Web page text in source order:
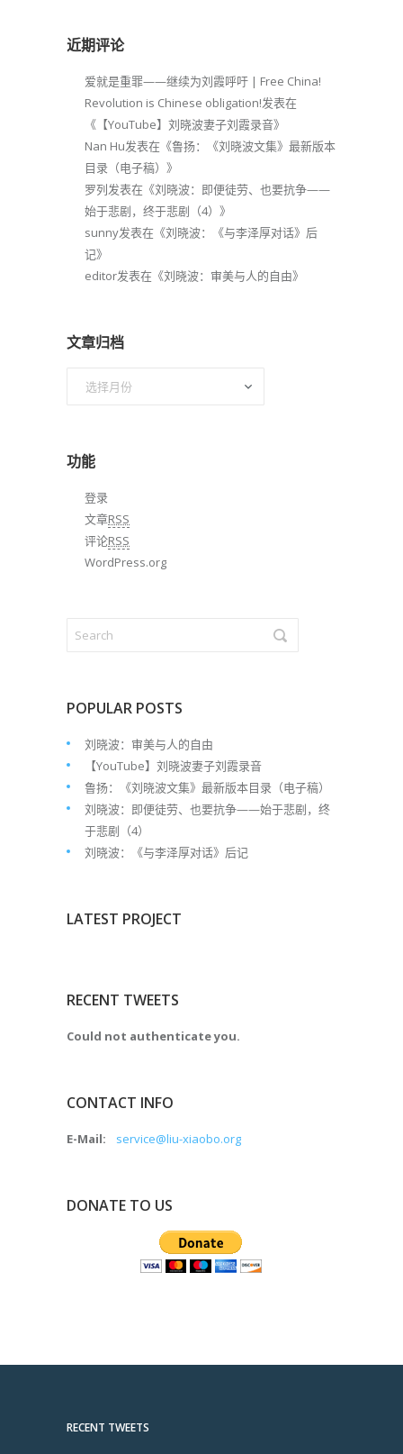
近期评论
爱就是重罪——继续为刘霞呼吁 | Free China!
Revolution is Chinese obligation!发表在
《 【YouTube】刘晓波妻子刘霞录音》
Nan Hu发表在《鲁扬：《刘晓波文集》最新版本
目录（电子稿） 》
罗列发表在《刘晓波：即便徒劳、也要抗争——
始于悲剧，终于悲剧（4） 》
sunny发表在《刘晓波：《与李泽厚对话》后
记》
editor发表在《刘晓波：审美与人的自由》
文章归档
功能
登录
文章RSS
评论RSS
WordPress.org
POPULAR POSTS
刘晓波：审美与人的自由
【YouTube】刘晓波妻子刘霞录音
鲁扬：《刘晓波文集》最新版本目录（电子稿）
刘晓波：即便徒劳、也要抗争——始于悲剧，终
于悲剧（4）
刘晓波：《与李泽厚对话》后记
LATEST PROJECT
RECENT TWEETS
Could not authenticate you.
CONTACT INFO
E-Mail: service@liu-xiaobo.org
DONATE TO US
RECENT TWEETS